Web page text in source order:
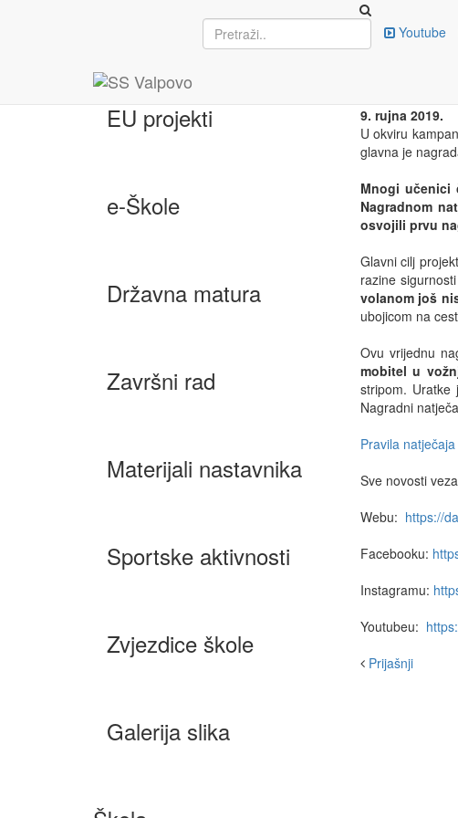
Youtube
EU projekti
e-Škole
Državna matura
Završni rad
Materijali nastavnika
Sportske aktivnosti
Zvjezdice škole
Galerija slika
DAN
9. rujna 2019.
U okviru
glavna je
Mnogi učenici
Nagradnom
osvojili prvu
Glavni cilj
razine
volanom još
ubojicom na
Ovu vrijednu
mobitel u
stripom. Uratke
Nagradni
Pravila
Sve novosti
Webu: https://
Facebooku:
Instagramu:
Youtubeu:
Prijašnji